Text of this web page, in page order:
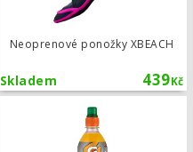
Neoprenové ponožky XBEACH
439Kč
Skladem